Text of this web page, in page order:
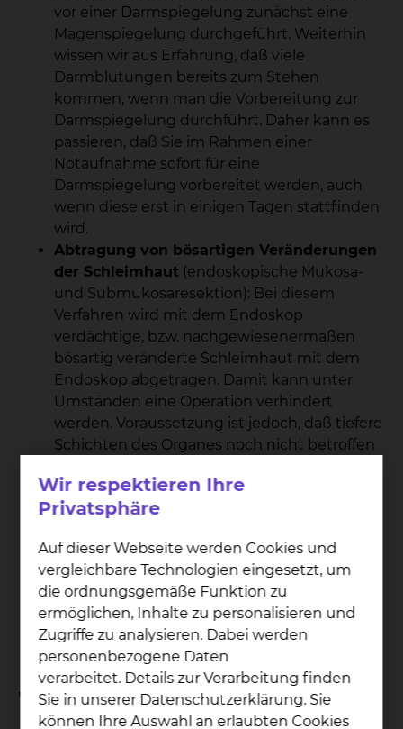
vor einer Darmspiegelung zunächst eine
Magenspiegelung durchgeführt. Weiterhin
wissen wir aus Erfahrung, daß viele
Darmblutungen bereits zum Stehen
kommen, wenn man die Vorbereitung zur
Darmspiegelung durchführt. Daher kann es
passieren, daß Sie im Rahmen einer
Notaufnahme sofort für eine
Darmspiegelung vorbereitet werden, auch
wenn diese erst in einigen Tagen stattfinden
wird.
Abtragung von bösartigen Veränderungen
der Schleimhaut (endoskopische Mukosa-
und Submukosaresektion): Bei diesem
Verfahren wird mit dem Endoskop
verdächtige, bzw. nachgewiesenermaßen
bösartig veränderte Schleimhaut mit dem
Endoskop abgetragen. Damit kann unter
Umständen eine Operation verhindert
werden. Voraussetzung ist jedoch, daß tiefere
Schichten des Organes noch nicht betroffen
Resektionsverfahren
Stentanlage im Enddarm:
Drahtgeflecht in Form einer Röhre in die
betroffene Region eingelegt werden, daß
den Verschluß verhindert. Dieses Verfahren
wird nur angewandt, wenn eine andere
Möglichkeit der Therapie nicht mehr besteht.
Wie ist der Ablauf der Untersuchung?
Wir respektieren Ihre
Privatsphäre
Auf dieser Webseite werden Cookies und
vergleichbare Technologien eingesetzt, um
die ordnungsgemäße Funktion zu
ermöglichen, Inhalte zu personalisieren und
Zugriffe zu analysieren. Dabei werden
personenbezogene Daten
verarbeitet. Details zur Verarbeitung finden
Sie in unserer Datenschutzerklärung. Sie
können Ihre Auswahl an erlaubten Cookies